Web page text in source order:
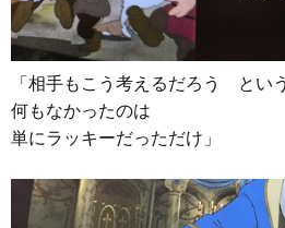
「相手もこう考えるだろう とい
何もなかったのは
単にラッキーだっただけ」